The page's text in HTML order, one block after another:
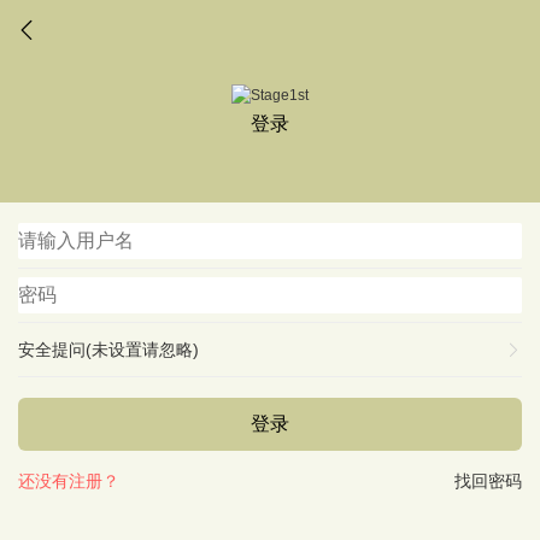
登录
安全提问(未设置请忽略)
登录
找回密码
还没有注册？